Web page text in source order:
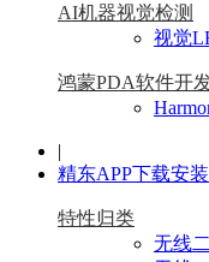
AI机器视觉检测
视觉
鸿蒙PDA软件开
|
精东APP下载安
特性归类
无线